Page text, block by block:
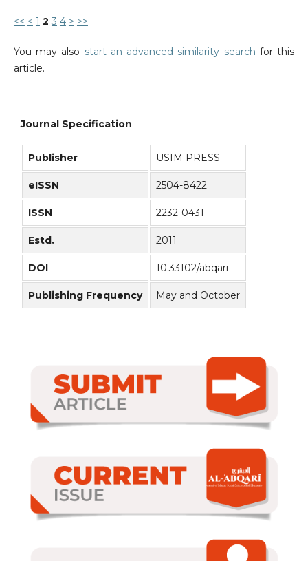
<< < 1 2 3 4 > >>
You may also start an advanced similarity search for this
article.
Journal Specification
Publisher USIM PRESS
eISSN 2504-8422
ISSN 2232-0431
Estd. 2011
DOI 10.33102/abqari
Publishing Frequency May and October